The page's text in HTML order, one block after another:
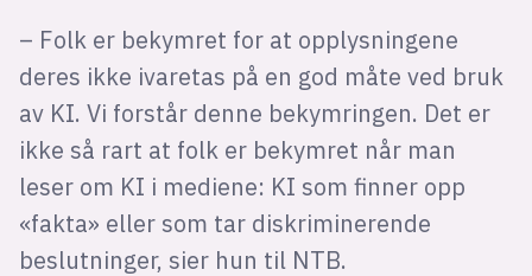
– Folk er bekymret for at opplysningene
deres ikke ivaretas på en god måte ved bruk
av KI. Vi forstår denne bekymringen. Det er
ikke så rart at folk er bekymret når man
leser om KI i mediene: KI som finner opp
«fakta» eller som tar diskriminerende
beslutninger, sier hun til NTB.